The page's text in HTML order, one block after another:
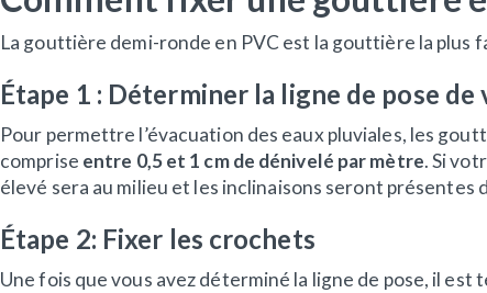
La gouttière demi-ronde en PVC est la gouttière la plus
Étape 1 : Déterminer la ligne de pose
Pour permettre l’évacuation des eaux pluviales, les
comprise entre 0,5 et 1 cm de dénivelé par mètre. Si
élevé sera au milieu et les inclinaisons seront présentes
Étape 2: Fixer les crochets
Une fois que vous avez déterminé la ligne de pose, il